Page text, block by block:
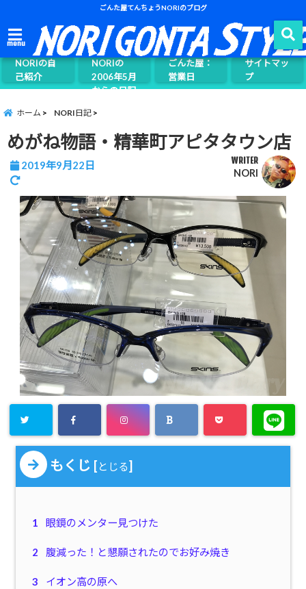
ごんた屋てんちょうNORIのブログ
menu
NORIの自
己紹介
ごんた屋て
んちょう
NORIの
2006年5月
からの日記
ごんた屋：
営業日
サイトマッ
プ
ホーム NORI日記
めがね物語・精華町アピタタウン店
2019年9月22日 WRITER
NORI
もくじ [とじる]
1 眼鏡のメンター見つけた
2 腹減った！と懇願されたのでお好み焼き
3 イオン高の原へ